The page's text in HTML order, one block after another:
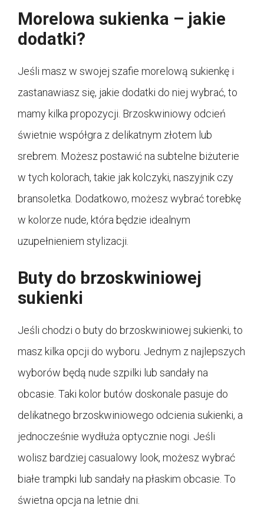
Morelowa sukienka – jakie
dodatki?
Jeśli masz w swojej szafie morelową sukienkę i
zastanawiasz się, jakie dodatki do niej wybrać, to
mamy kilka propozycji. Brzoskwiniowy odcień
świetnie współgra z delikatnym złotem lub
srebrem. Możesz postawić na subtelne biżuterie
w tych kolorach, takie jak kolczyki, naszyjnik czy
bransoletka. Dodatkowo, możesz wybrać torebkę
w kolorze nude, która będzie idealnym
uzupełnieniem stylizacji.
Buty do brzoskwiniowej
sukienki
Jeśli chodzi o buty do brzoskwiniowej sukienki, to
masz kilka opcji do wyboru. Jednym z najlepszych
wyborów będą nude szpilki lub sandały na
obcasie. Taki kolor butów doskonale pasuje do
delikatnego brzoskwiniowego odcienia sukienki, a
jednocześnie wydłuża optycznie nogi. Jeśli
wolisz bardziej casualowy look, możesz wybrać
białe trampki lub sandały na płaskim obcasie. To
świetna opcja na letnie dni.